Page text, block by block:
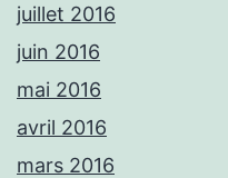
juillet 2016
juin 2016
mai 2016
avril 2016
mars 2016